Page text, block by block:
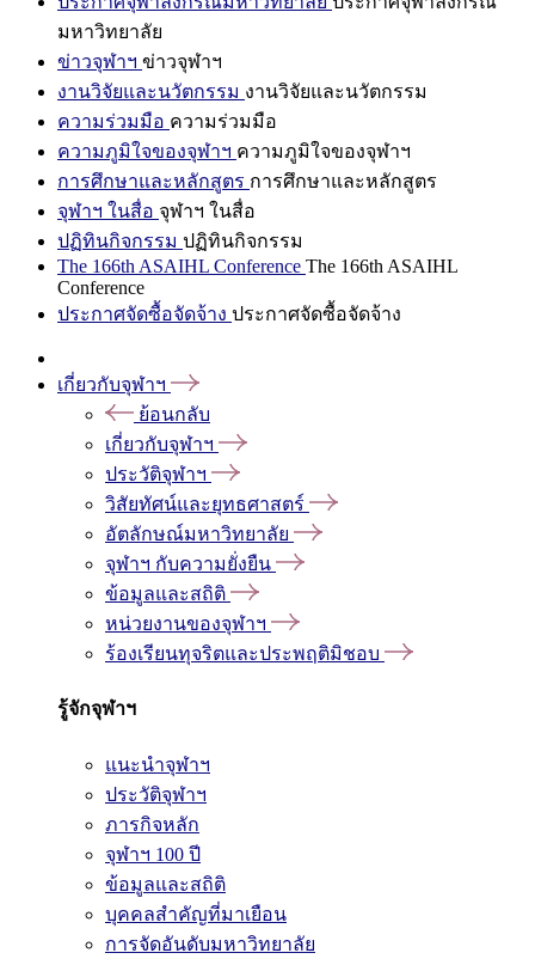
มหาวิทยาลัย
ข่าวจุฬาฯ ข่าวจุฬาฯ
งานวิจัยและนวัตกรรม งานวิจัยและนวัตกรรม
ความร่วมมือ ความร่วมมือ
ความภูมิใจของจุฬาฯ ความภูมิใจของจุฬาฯ
การศึกษาและหลักสูตร การศึกษาและหลักสูตร
จุฬาฯ ในสื่อ จุฬาฯ ในสื่อ
ปฏิทินกิจกรรม ปฏิทินกิจกรรม
The 166th ASAIHL Conference The 166th ASAIHL
Conference
ประกาศจัดซื้อจัดจ้าง ประกาศจัดซื้อจัดจ้าง
เกี่ยวกับจุฬาฯ
ย้อนกลับ
เกี่ยวกับจุฬาฯ
ประวัติจุฬาฯ
วิสัยทัศน์และยุทธศาสตร์
อัตลักษณ์มหาวิทยาลัย
จุฬาฯ กับความยั่งยืน
ข้อมูลและสถิติ
หน่วยงานของจุฬาฯ
ร้องเรียนทุจริตและประพฤติมิชอบ
รู้จักจุฬาฯ
แนะนำจุฬาฯ
ประวัติจุฬาฯ
ภารกิจหลัก
จุฬาฯ 100 ปี
ข้อมูลและสถิติ
บุคคลสำคัญที่มาเยือน
การจัดอันดับมหาวิทยาลัย